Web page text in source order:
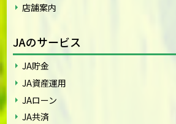
店舗案内
JAのサービス
JA貯金
JA資産運用
JAローン
JA共済